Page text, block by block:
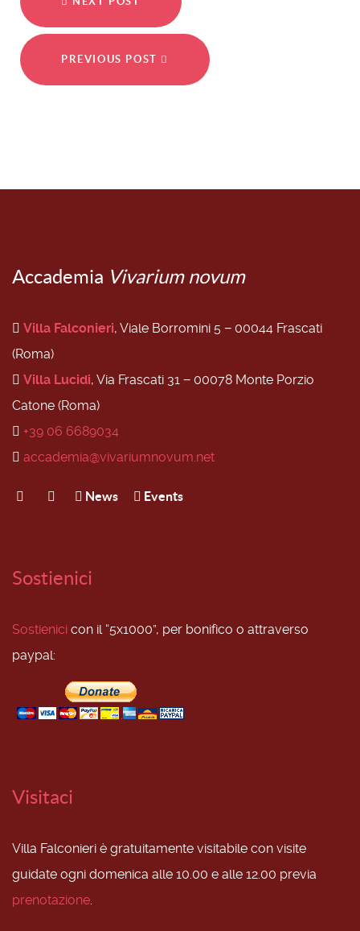
PREVIOUS POST
Accademia Vivarium novum
Villa Falconieri, Viale Borromini 5 − 00044 Frascati
(Roma)
Villa Lucidi, Via Frascati 31 − 00078 Monte Porzio
Catone (Roma)
+39 06 6689034
accademia@vivariumnovum.net
News Events
Sostienici
Sostienici con il “5x1000”, per bonifico o attraverso
paypal:
Visitaci
Villa Falconieri è gratuitamente visitabile con visite
guidate ogni domenica alle 10.00 e alle 12.00 previa
prenotazione.